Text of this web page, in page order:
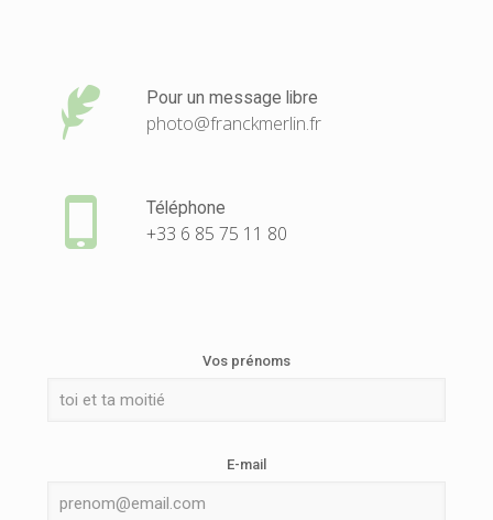
Pour un message libre
photo@franckmerlin.fr
Téléphone
+33 6 85 75 11 80
Vos prénoms
E-mail